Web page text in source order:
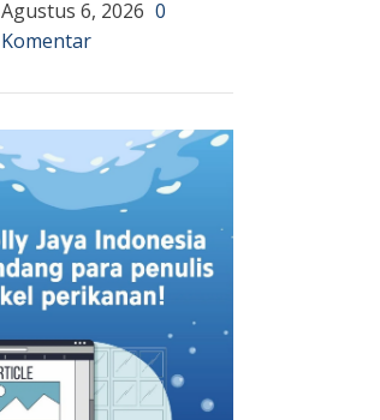
Agustus 6, 2026 0
Komentar